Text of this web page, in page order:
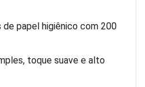
de papel higiênico com 200
toque suave e alto